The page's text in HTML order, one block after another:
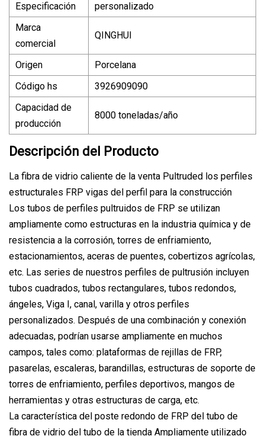
Especificación
personalizado
Marca
comercial
QINGHUI
Origen
Porcelana
Código hs
3926909090
Capacidad de
producción
8000 toneladas/año
Descripción del Producto
La fibra de vidrio caliente de la venta Pultruded los perfiles
estructurales FRP vigas del perfil para la construcción
Los tubos de perfiles pultruidos de FRP se utilizan
ampliamente como estructuras en la industria química y de
resistencia a la corrosión, torres de enfriamiento,
estacionamientos, aceras de puentes, cobertizos agrícolas,
etc. Las series de nuestros perfiles de pultrusión incluyen
tubos cuadrados, tubos rectangulares, tubos redondos,
ángeles, Viga I, canal, varilla y otros perfiles
personalizados. Después de una combinación y conexión
adecuadas, podrían usarse ampliamente en muchos
campos, tales como: plataformas de rejillas de FRP,
pasarelas, escaleras, barandillas, estructuras de soporte de
torres de enfriamiento, perfiles deportivos, mangos de
herramientas y otras estructuras de carga, etc.
La característica del poste redondo de FRP del tubo de
fibra de vidrio del tubo de la tienda Ampliamente utilizado